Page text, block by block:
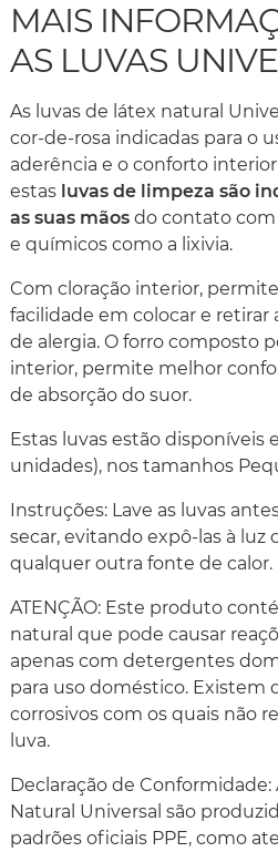
MAIS
AS LUVAS
As luvas de látex natural
cor-de-rosa indicadas para o
aderência e o conforto
estas luvas de limpeza são
as suas mãos do contato
e químicos como a lixivia.
Com cloração interior,
facilidade em colocar e retirar
de alergia. O forro composto
interior, permite melhor
de absorção do suor.
Estas luvas estão disponíveis
unidades), nos tamanhos
Instruções: Lave as luvas
secar, evitando expô-las à luz
qualquer outra fonte de calor.
ATENÇÃO: Este produto
natural que pode causar
apenas com detergentes
para uso doméstico. Existem
corrosivos com os quais não
luva.
Declaração de Conformidade:
Natural Universal são
padrões oficiais PPE, como